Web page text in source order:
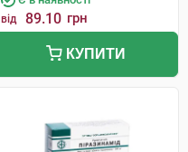
від 89.10 грн
КУПИТИ